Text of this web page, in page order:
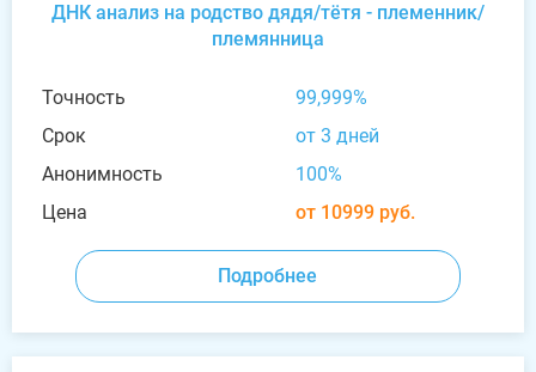
ДНК анализ на родство дядя/тётя - племенник/
племянница
Точность
99,999%
Срок
от 3 дней
Анонимность
100%
Цена
от 10999 руб.
Подробнее